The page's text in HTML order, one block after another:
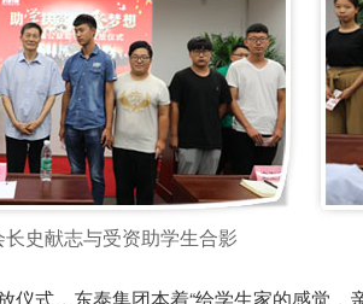
史献志与受资助学生合影